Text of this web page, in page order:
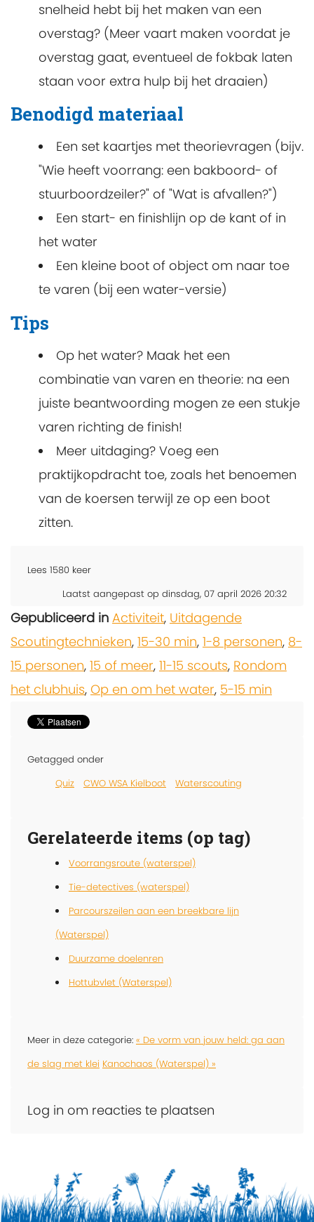
snelheid hebt bij het maken van een
overstag? (Meer vaart maken voordat je
overstag gaat, eventueel de fokbak laten
staan voor extra hulp bij het draaien)
Benodigd materiaal
Een set kaartjes met theorievragen (bijv.
"Wie heeft voorrang: een bakboord- of
stuurboordzeiler?" of "Wat is afvallen?")
Een start- en finishlijn op de kant of in
het water
Een kleine boot of object om naar toe
te varen (bij een water-versie)
Tips
Op het water? Maak het een
combinatie van varen en theorie: na een
juiste beantwoording mogen ze een stukje
varen richting de finish!
Meer uitdaging? Voeg een
praktijkopdracht toe, zoals het benoemen
van de koersen terwijl ze op een boot
zitten.
Lees 1580 keer
Laatst aangepast op dinsdag, 07 april 2026 20:32
Gepubliceerd in Activiteit, Uitdagende
Scoutingtechnieken, 15-30 min, 1-8 personen, 8-
15 personen, 15 of meer, 11-15 scouts, Rondom
het clubhuis, Op en om het water, 5-15 min
Getagged onder
Quiz
CWO WSA Kielboot Waterscouting
Gerelateerde items (op tag)
Voorrangsroute (waterspel)
Tie-detectives (waterspel)
Parcourszeilen aan een breekbare lijn
(Waterspel)
Duurzame doelenren
Hottubvlet (Waterspel)
Meer in deze categorie: « De vorm van jouw held: ga aan
de slag met klei Kanochaos (Waterspel) »
Log in om reacties te plaatsen